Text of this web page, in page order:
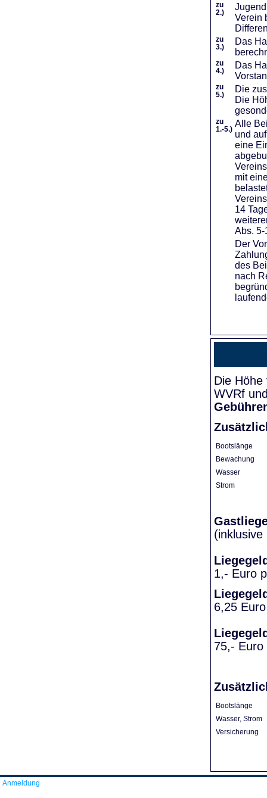
zu
2.)
Verein
zu
3.)
Das
zu
4.)
Das
zu
5.)
Die
Die
zu
1.-5.)
Alle
und
eine
mit
14
Abs.
Der
des
nach
Die
WVRf
Bootslänge
Bewachung
Wasser
Strom
1,- Euro
6,25
75,- Euro
Bootslänge
Wasser, Strom
Versicherung
Anmeldung